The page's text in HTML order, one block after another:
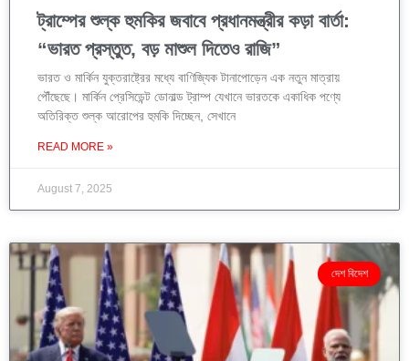
ট্রাম্পের শুল্ক হুমকির জবাবে প্রধানমন্ত্রীর কড়া বার্তা:
“ভারত প্রস্তুত, বড় মাশুল দিতেও রাজি”
ভারত ও মার্কিন যুক্তরাষ্ট্রের মধ্যে বাণিজ্যিক টানাপোড়েন এক নতুন মাত্রায়
পৌঁছেছে। মার্কিন প্রেসিডেন্ট ডোনাল্ড ট্রাম্প যেখানে ভারতকে একাধিক পণ্যে
অতিরিক্ত শুল্ক আরোপের হুমকি দিচ্ছেন, সেখানে
READ MORE »
August 7, 2025
দেশ বিদেশ